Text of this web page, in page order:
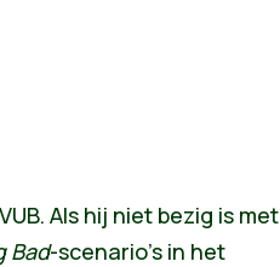
Als hij niet bezig is met
Bad-scenario’s in het